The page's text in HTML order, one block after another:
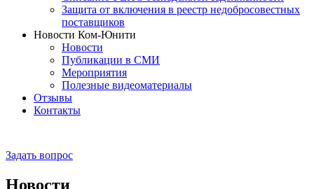
Защита от включения в реестр недобросовестных
поставщиков
Новости Ком-Юнити
Новости
Публикации в СМИ
Мероприятия
Полезные видеоматериалы
Отзывы
Контакты
Задать вопрос
Новости